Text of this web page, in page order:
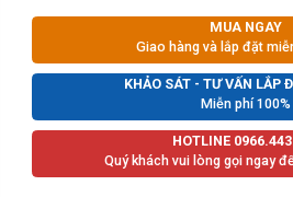
MUA NGAY
Giao hàng và lắp đặt
KHẢO SÁT - TƯ VẤN LẮP
Miễn phí 100%
HOTLINE
Quý khách vui lòng gọi ngay